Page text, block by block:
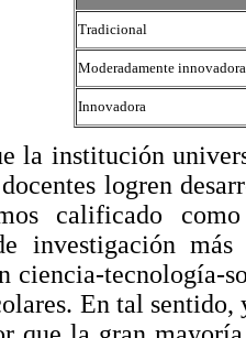
Tradicional
Moderadamente innovadora
Innovadora
la institución
logren
calificado
investigación
ciencia-tecnología-
En tal sentido,